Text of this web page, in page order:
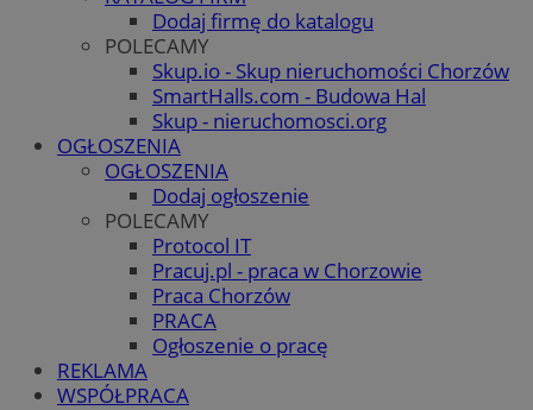
Dodaj firmę do katalogu
POLECAMY
Skup.io - Skup nieruchomości Chorzów
SmartHalls.com - Budowa Hal
Skup - nieruchomosci.org
OGŁOSZENIA
OGŁOSZENIA
Dodaj ogłoszenie
POLECAMY
Protocol IT
Pracuj.pl - praca w Chorzowie
Praca Chorzów
PRACA
Ogłoszenie o pracę
REKLAMA
WSPÓŁPRACA